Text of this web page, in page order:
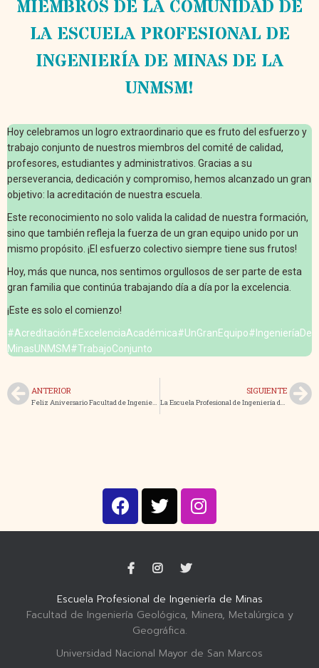
MIEMBROS DE LA COMUNIDAD DE
LA ESCUELA PROFESIONAL DE
INGENIERÍA DE MINAS DE LA
UNMSM!
Hoy celebramos un logro extraordinario que es fruto del esfuerzo y
trabajo conjunto de nuestros miembros del comité de calidad,
profesores, estudiantes y administrativos. Gracias a su
perseverancia, dedicación y compromiso, hemos alcanzado un gran
objetivo: la acreditación de nuestra escuela.
Este reconocimiento no solo valida la calidad de nuestra formación,
sino que también refleja la fuerza de un gran equipo unido por un
mismo propósito. ¡El esfuerzo colectivo siempre tiene sus frutos!
Hoy, más que nunca, nos sentimos orgullosos de ser parte de esta
gran familia que continúa trabajando día a día por la excelencia.
¡Este es solo el comienzo!
#Acreditación#ExcelenciaAcadémica#UnGranEquipo#IngenieríaDe
MinasUNMSM#TrabajoConjunto
ANTERIOR
Feliz Aniversario Facultad de Ingeniería de Minas – UNP
SIGUIENTE
La Escuela Profesional de Ingeniería de Minas – UNMSM invita a la sustentación
Escuela Profesional de Ingeniería de Minas
Facultad de Ingeniería Geológica, Minera, Metalúrgica y
Geográfica.
Universidad Nacional Mayor de San Marcos